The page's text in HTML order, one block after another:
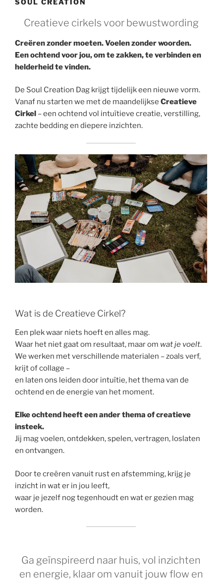
SOUL CREATION
Creatieve cirkels voor bewustwording
Creëren zonder moeten. Voelen zonder woorden.
Een ochtend voor jou, om te zakken, te verbinden en
helderheid te vinden.
De Soul Creation Dag krijgt tijdelijk een nieuwe vorm.
Vanaf nu starten we met de maandelijkse Creatieve
Cirkel – een ochtend vol intuïtieve creatie, verstilling,
zachte bedding en diepere inzichten.
Wat is de Creatieve Cirkel?
Een plek waar niets hoeft en alles mag.
Waar het niet gaat om resultaat, maar om wat je voelt.
We werken met verschillende materialen – zoals verf,
krijt of collage –
en laten ons leiden door intuïtie, het thema van de
ochtend en de energie van het moment.
Elke ochtend heeft een ander thema of creatieve
insteek.
Jij mag voelen, ontdekken, spelen, vertragen, loslaten
en ontvangen.
Door te creëren vanuit rust en afstemming, krijg je
inzicht in wat er in jou leeft,
waar je jezelf nog tegenhoudt en wat er gezien mag
worden.
Ga geïnspireerd naar huis, vol inzichten
en energie, klaar om vanuit jouw flow en